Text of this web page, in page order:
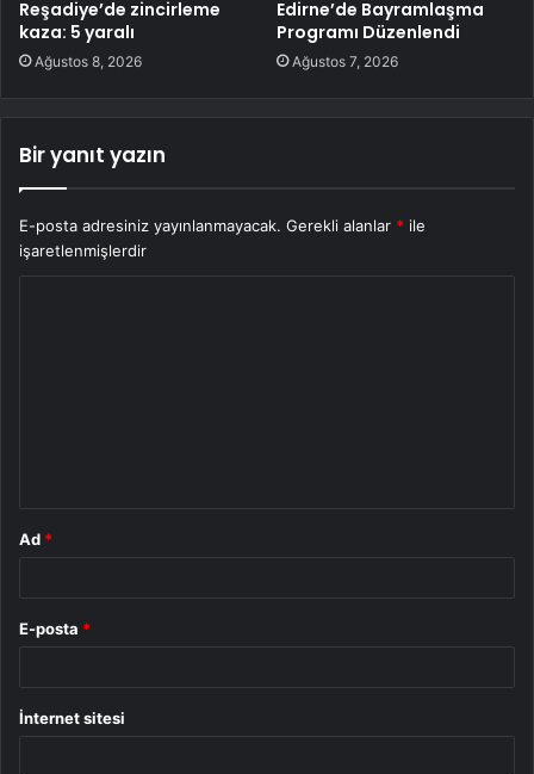
Reşadiye’de zincirleme
kaza: 5 yaralı
Ağustos 8, 2026
Edirne’de Bayramlaşma
Programı Düzenlendi
Ağustos 7, 2026
Bir yanıt yazın
E-posta adresiniz yayınlanmayacak. Gerekli alanlar * ile
işaretlenmişlerdir
Ad *
E-posta *
İnternet sitesi